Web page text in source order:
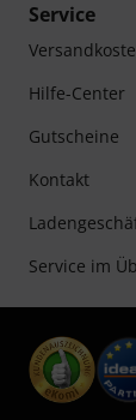
Service
Hilfe-Center
Gutscheine
Kontakt
Service im